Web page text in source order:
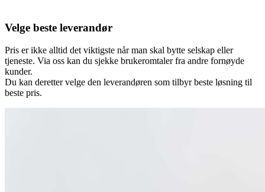
Velge beste leverandør
Pris er ikke alltid det viktigste når man skal bytte selskap eller
tjeneste. Via oss kan du sjekke brukeromtaler fra andre fornøyde
kunder.
Du kan deretter velge den leverandøren som tilbyr beste løsning til
beste pris.